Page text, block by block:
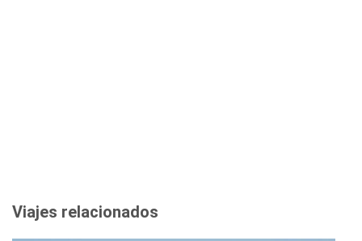
Viajes relacionados